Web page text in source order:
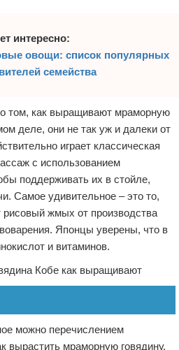
интересно:
овощи: список популярных
семейства
том, как выращивают мраморную
деле, они не так уж и далеки от
играет классическая
с использованием
поддерживать их в стойле,
Самое удивительное – это то,
рисовый жмых от производства
Японцы уверены, что в
и витаминов.
можно перечислением
вырастить мраморную говядину.